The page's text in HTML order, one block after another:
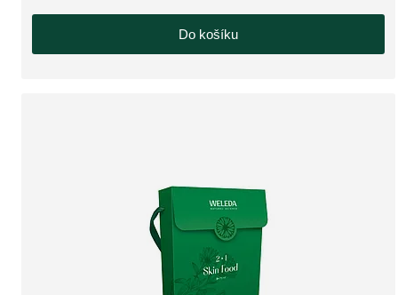
Do košíku